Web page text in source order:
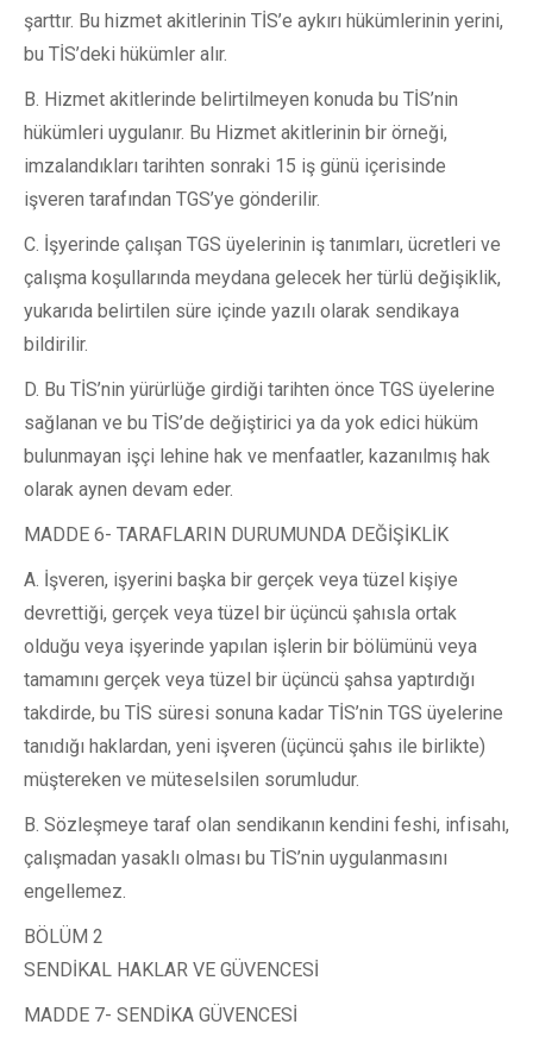
şarttır. Bu hizmet akitlerinin TİS’e aykırı hükümlerinin yerini,
bu TİS’deki hükümler alır.
B. Hizmet akitlerinde belirtilmeyen konuda bu TİS’nin
hükümleri uygulanır. Bu Hizmet akitlerinin bir örneği,
imzalandıkları tarihten sonraki 15 iş günü içerisinde
işveren tarafından TGS’ye gönderilir.
C. İşyerinde çalışan TGS üyelerinin iş tanımları, ücretleri ve
çalışma koşullarında meydana gelecek her türlü değişiklik,
yukarıda belirtilen süre içinde yazılı olarak sendikaya
bildirilir.
D. Bu TİS’nin yürürlüğe girdiği tarihten önce TGS üyelerine
sağlanan ve bu TİS’de değiştirici ya da yok edici hüküm
bulunmayan işçi lehine hak ve menfaatler, kazanılmış hak
olarak aynen devam eder.
MADDE 6- TARAFLARIN DURUMUNDA DEĞİŞİKLİK
A. İşveren, işyerini başka bir gerçek veya tüzel kişiye
devrettiği, gerçek veya tüzel bir üçüncü şahısla ortak
olduğu veya işyerinde yapılan işlerin bir bölümünü veya
tamamını gerçek veya tüzel bir üçüncü şahsa yaptırdığı
takdirde, bu TİS süresi sonuna kadar TİS’nin TGS üyelerine
tanıdığı haklardan, yeni işveren (üçüncü şahıs ile birlikte)
müştereken ve müteselsilen sorumludur.
B. Sözleşmeye taraf olan sendikanın kendini feshi, infisahı,
çalışmadan yasaklı olması bu TİS’nin uygulanmasını
engellemez.
BÖLÜM 2
SENDİKAL HAKLAR VE GÜVENCESİ
MADDE 7- SENDİKA GÜVENCESİ